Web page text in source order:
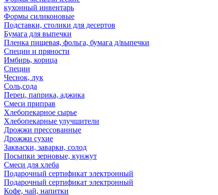
кухонный инвентарь
Формы силиконовые
Подставки, столики для десертов
Бумага для выпечки
Пленка пищевая, фольга, бумага д/выпечки
Специи и пряности
Имбирь, корица
Специи
Чеснок, лук
Соль,сода
Перец, паприка, аджика
Смеси приправ
Хлебопекарное сырье
Хлебопекарные улучшители
Дрожжи прессованные
Дрожжи сухие
Закваски, заварки, солод
Посыпки зерновые, кунжут
Смеси для хлеба
Подарочный сертификат электронный
Подарочный сертификат электронный
Кофе, чай, напитки